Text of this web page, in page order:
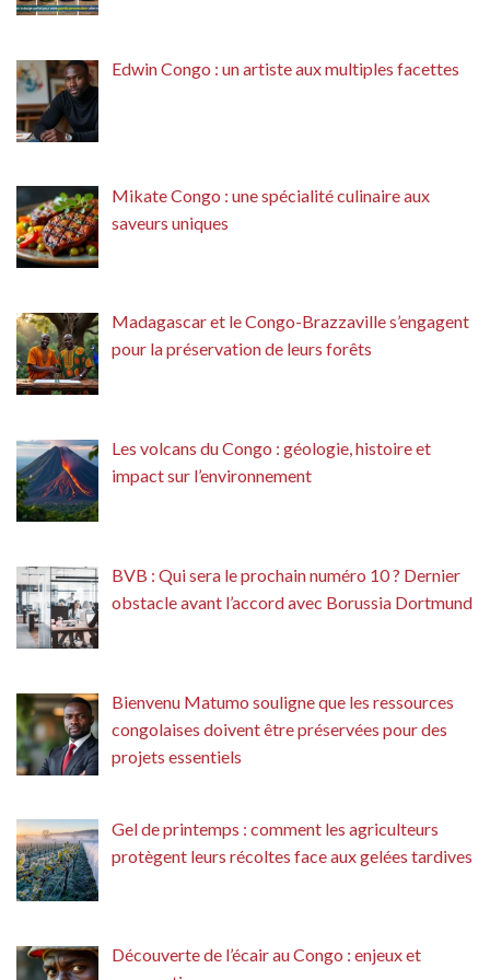
Edwin Congo : un artiste aux multiples facettes
Mikate Congo : une spécialité culinaire aux
saveurs uniques
Madagascar et le Congo-Brazzaville s’engagent
pour la préservation de leurs forêts
Les volcans du Congo : géologie, histoire et
impact sur l’environnement
BVB : Qui sera le prochain numéro 10 ? Dernier
obstacle avant l’accord avec Borussia Dortmund
Bienvenu Matumo souligne que les ressources
congolaises doivent être préservées pour des
projets essentiels
Gel de printemps : comment les agriculteurs
protègent leurs récoltes face aux gelées tardives
Découverte de l’écair au Congo : enjeux et